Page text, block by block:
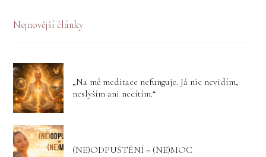
Nejnovější články
„Na mě meditace nefunguje. Já nic nevidím,
neslyším ani necítím.“
(NE)ODPUŠTĚNÍ = (NE)MOC